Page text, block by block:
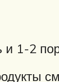
1-2